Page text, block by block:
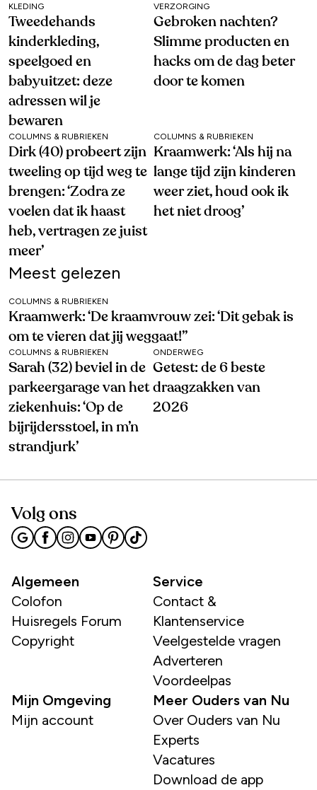
KLEDING
Tweedehands
kinderkleding,
speelgoed en
babyuitzet: deze
adressen wil je
bewaren
VERZORGING
Gebroken nachten?
Slimme producten en
hacks om de dag beter
door te komen
COLUMNS & RUBRIEKEN
Dirk (40) probeert zijn
tweeling op tijd weg te
brengen: ‘Zodra ze
voelen dat ik haast
heb, vertragen ze juist
meer’
COLUMNS & RUBRIEKEN
Kraamwerk: ‘Als hij na
lange tijd zijn kinderen
weer ziet, houd ook ik
het niet droog’
Meest gelezen
COLUMNS & RUBRIEKEN
Kraamwerk: ‘De kraamvrouw zei: ‘Dit gebak is
om te vieren dat jij weggaat!’’
COLUMNS & RUBRIEKEN
Sarah (32) beviel in de
parkeergarage van het
ziekenhuis: ‘Op de
bijrijdersstoel, in m’n
strandjurk’
ONDERWEG
Getest: de 6 beste
draagzakken van
2026
Volg ons
Algemeen
Colofon
Huisregels Forum
Copyright
Service
Contact &
Klantenservice
Veelgestelde vragen
Adverteren
Voordeelpas
Mijn Omgeving
Mijn account
Meer Ouders van Nu
Over Ouders van Nu
Experts
Vacatures
Download de app